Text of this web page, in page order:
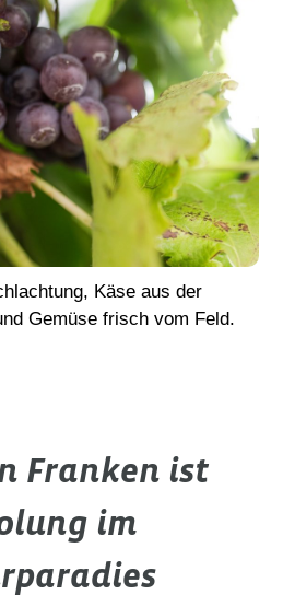
Käse aus der
Gemüse frisch vom Feld.
Franken ist
im